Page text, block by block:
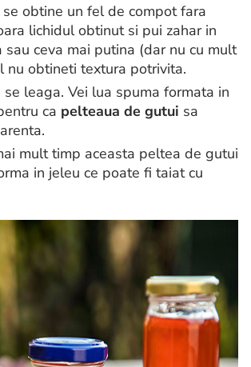
obtine un fel de compot fara
lichidul obtinut si pui zahar in
ceva mai putina (dar nu cu mult
nu obtineti textura potrivita.
leaga. Vei lua spuma formata in
ca pelteaua de gutui sa
mult timp aceasta peltea de gutui
in jeleu ce poate fi taiat cu